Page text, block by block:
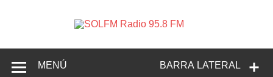
Radio
95.8 FM
Crevillente, Radio en Vega Baja y Radio en el Medio
BARRA LATERAL
MENÚ